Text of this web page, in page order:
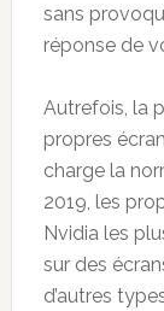
sans
réponse de
Autrefois, la
propres
charge la
2019, les
Nvidia les
sur des
d’autres